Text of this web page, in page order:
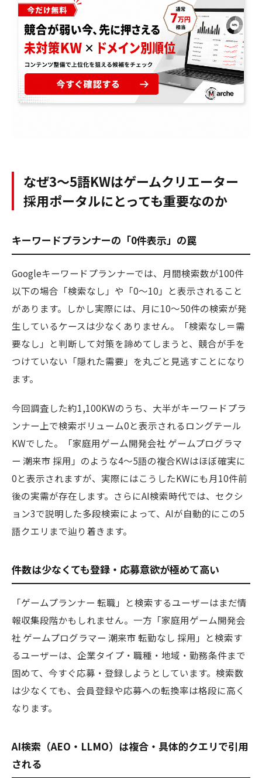
なぜ3〜5語KWはゲームクリエーター
採用ポータルにとっても重要なのか
キーワードプランナーの「0件表示」の罠
Googleキーワードプランナーでは、月間検索数が100件
以下の場合「検索なし」や「0〜10」と表示されること
があります。しかし実際には、月に10〜50件の検索が発
生しているケースは少なくありません。「検索なし＝需
要なし」と判断して対策を諦めてしまうと、競合が手を
つけていない「隠れた需要」を丸ごと見逃すことになり
ます。
今回調査した約1,100KWのうち、大半がキーワードプラ
ンナー上で検索ボリューム0と表示されるロングテール
KWでした。「家庭用ゲーム開発会社 ゲームプログラマ
ー 潮来市 採用」のような4〜5語の複合KWはほぼ確実に
0と表示されますが、実際にはこうしたKWにも月10件前
後の実需が存在します。さらにAI検索時代では、セクシ
ョン3で説明した多段検索によって、AIが自動的にこの5
語クエリまで辿り着きます。
件数は少なくても登録・応募意欲が極めて高い
「ゲームプランナー 転職」と検索するユーザーはまだ情
報収集段階かもしれません。一方「家庭用ゲーム開発会
社 ゲームプログラマー 潮来市 転勤なし 採用」と検索す
るユーザーは、企業タイプ・職種・地域・勤務条件まで
固めて、今すぐ応募・登録しようとしています。検索数
は少なくても、会員登録や応募への転換率は格段に高く
なります。
AI検索（AEO・LLMO）は複合・具体的クエリで引用
される